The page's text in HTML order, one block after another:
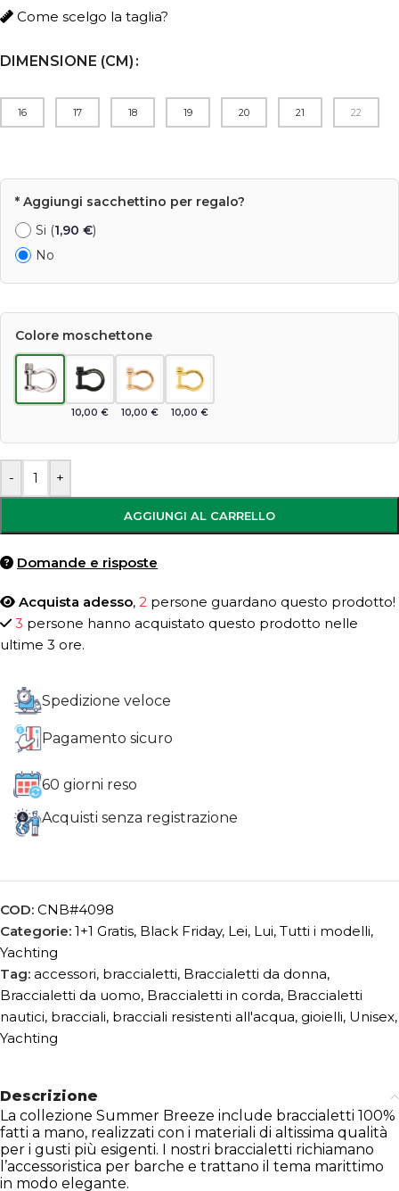
Come scelgo la taglia?
DIMENSIONE (CM)
16 17 18 19 20 21 22
* Aggiungi sacchettino per regalo?
Si (1,90 €)
No
Colore moschettone
10,00 € 10,00 € 10,00 €
- +
AGGIUNGI AL CARRELLO
Domande e risposte
Acquista adesso, 2 persone guardano questo prodotto!
3 persone hanno acquistato questo prodotto nelle
ultime 3 ore.
Spedizione veloce
Pagamento sicuro
60 giorni reso
Acquisti senza registrazione
COD: CNB#4098
Categorie: 1+1 Gratis, Black Friday, Lei, Lui, Tutti i modelli,
Yachting
Tag: accessori, braccialetti, Braccialetti da donna,
Braccialetti da uomo, Braccialetti in corda, Braccialetti
nautici, bracciali, bracciali resistenti all'acqua, gioielli, Unisex,
Yachting
Descrizione
La collezione Summer Breeze include braccialetti 100%
fatti a mano, realizzati con i materiali di altissima qualità
per i gusti più esigenti. I nostri braccialetti richiamano
l’accessoristica per barche e trattano il tema marittimo
in modo elegante.